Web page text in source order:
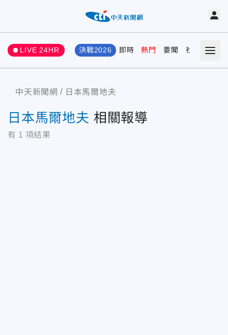
LIVE 24HR 決戰2026 即時 熱門 要聞 社會 娛樂
中天新聞網 日本馬爾地夫
日本馬爾地夫 相關報導
有 1 項結果